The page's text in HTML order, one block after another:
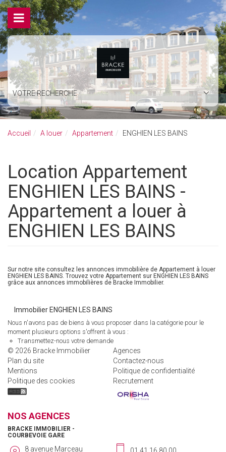
VOTRE RECHERCHE
Accueil A louer Appartement ENGHIEN LES BAINS
Location Appartement
ENGHIEN LES BAINS -
Appartement a louer à
ENGHIEN LES BAINS
Sur notre site consultez les annonces immobilière de Appartement à louer
ENGHIEN LES BAINS. Trouvez votre Appartement sur ENGHIEN LES BAINS
grâce aux annonces immobilières de Bracke Immobilier.
Immobilier ENGHIEN LES BAINS
Nous n'avons pas de biens à vous proposer dans la catégorie pour le
moment plusieurs options s'offrent à vous :
Transmettez-nous votre demande
© 2026 Bracke Immobilier
Agences
Plan du site
Contactez-nous
Mentions
Politique de confidentialité
Politique des cookies
Recrutement
NOS AGENCES
BRACKE IMMOBILIER -
COURBEVOIE GARE
8 avenue Marceau